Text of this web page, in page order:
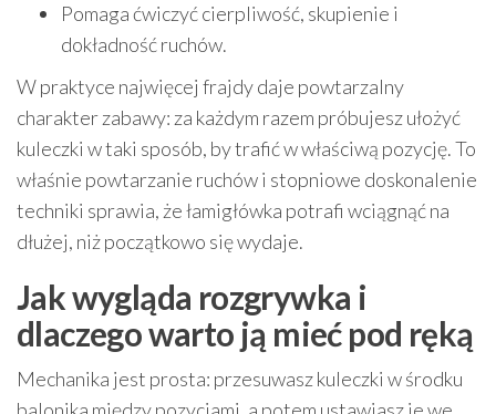
Pomaga ćwiczyć cierpliwość, skupienie i
dokładność ruchów.
W praktyce najwięcej frajdy daje powtarzalny
charakter zabawy: za każdym razem próbujesz ułożyć
kuleczki w taki sposób, by trafić w właściwą pozycję. To
właśnie powtarzanie ruchów i stopniowe doskonalenie
techniki sprawia, że łamigłówka potrafi wciągnąć na
dłużej, niż początkowo się wydaje.
Jak wygląda rozgrywka i
dlaczego warto ją mieć pod ręką
Mechanika jest prosta: przesuwasz kuleczki w środku